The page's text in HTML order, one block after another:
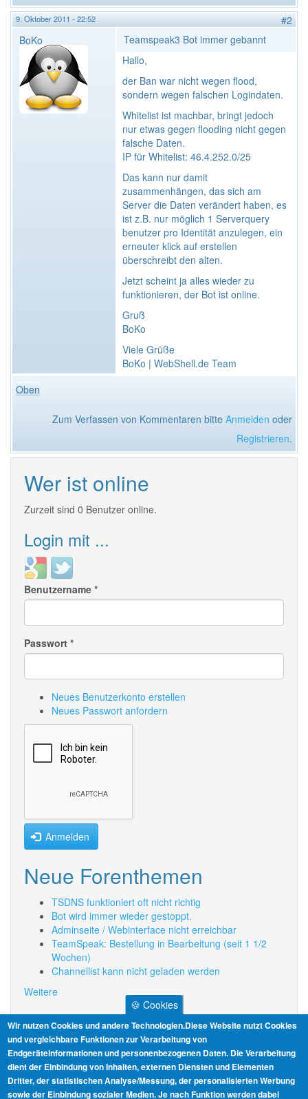
9. Oktober 2011 - 22:52
#2
BoKo
Teamspeak3 Bot immer gebannt
Hallo,
der Ban war nicht wegen flood,
sondern wegen falschen Logindaten.
Whitelist ist machbar, bringt jedoch
nur etwas gegen flooding nicht gegen
falsche Daten.
IP für Whitelist: 46.4.252.0/25
Das kann nur damit
zusammenhängen, das sich am
Server die Daten verändert haben, es
ist z.B. nur möglich 1 Serverquery
benutzer pro Identität anzulegen, ein
erneuter klick auf erstellen
überschreibt den alten.
Jetzt scheint ja alles wieder zu
funktionieren, der Bot ist online.
Gruß
BoKo
Viele Grüße
BoKo | WebShell.de Team
Oben
Zum Verfassen von Kommentaren bitte Anmelden oder
Registrieren.
Wer ist online
Zurzeit sind 0 Benutzer online.
Login mit ...
Login
with
Google
Login
with
Twitter
Benutzername *
Passwort *
Neues Benutzerkonto erstellen
Neues Passwort anfordern
Anmelden
Neue Forenthemen
TSDNS funktioniert oft nicht richtig
Bot wird immer wieder gestoppt.
Adminseite / Webinterface nicht erreichbar
TeamSpeak: Bestellung in Bearbeitung (seit 1 1/2
Wochen)
Channellist kann nicht geladen werden
Weitere
Informationen
AGB
Datenschutz
🍪 Cookies
Wir nutzen Cookies und andere Technologien.Diese Website nutzt Cookies
und vergleichbare Funktionen zur Verarbeitung von
Endgeräteinformationen und personenbezogenen Daten. Die Verarbeitung
dient der Einbindung von Inhalten, externen Diensten und Elementen
Dritter, der statistischen Analyse/Messung, der personalisierten Werbung
sowie der Einbindung sozialer Medien. Je nach Funktion werden dabei